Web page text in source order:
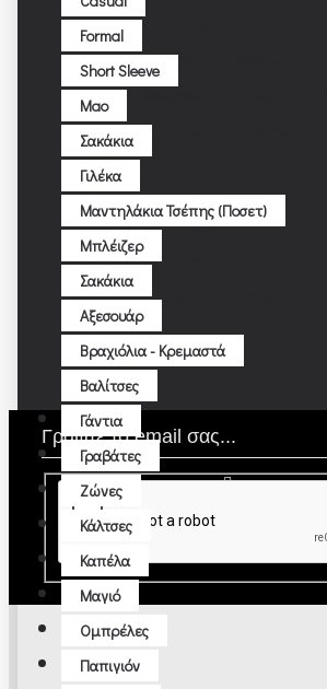
Formal
Short Sleeve
Μao
Σακάκια
Γιλέκα
Μαντηλάκια Τσέπης (ποσετ)
Μπλέιζερ
Σακάκια
Αξεσουάρ
Βραχιόλια - Κρεμαστά
Βαλίτσες
Γάντια
Γραβάτες
Ζώνες
Κάλτσες
Καπέλα
Μαγιό
Ομπρέλες
Παπιγιόν
μέτρων, με ειδικό χώρο ραφείου ,
showroom) για την προετοιμασία ενός
μοντέρνων και κλασσικών επιλογών. Το
περνάει στα χέρια της δεύτερης γενιάς
Μανιός και Ιρήνα Μανιού) οι οποίοι τη
σήμερα με επιτυχία συνεχίζοντας να
τους προστιθέμενη αξία το όνομαΜΑΝΙΟΣ
αγοράς της ανδρικής ένδυσης,
στην υπόδηση αλλά και στα ανδρικά
Πληροφορίες